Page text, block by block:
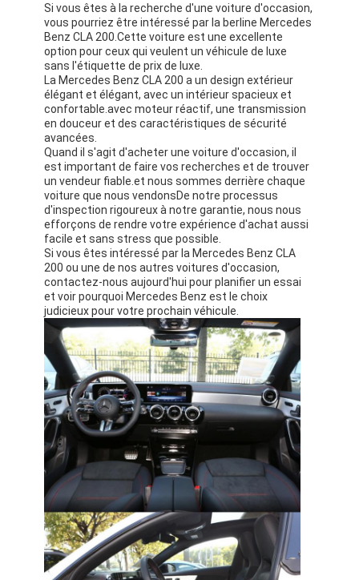
Voiture électrique Mercedes Benz
Si vous êtes à la recherche d'une voiture d'occasion,
vous pourriez être intéressé par la berline Mercedes
Benz CLA 200.Cette voiture est une excellente
option pour ceux qui veulent un véhicule de luxe
sans l'étiquette de prix de luxe.
La Mercedes Benz CLA 200 a un design extérieur
élégant et élégant, avec un intérieur spacieux et
confortable.avec moteur réactif, une transmission
en douceur et des caractéristiques de sécurité
avancées.
Quand il s'agit d'acheter une voiture d'occasion, il
est important de faire vos recherches et de trouver
un vendeur fiable.et nous sommes derrière chaque
voiture que nous vendonsDe notre processus
d'inspection rigoureux à notre garantie, nous nous
efforçons de rendre votre expérience d'achat aussi
facile et sans stress que possible.
Si vous êtes intéressé par la Mercedes Benz CLA
200 ou une de nos autres voitures d'occasion,
contactez-nous aujourd'hui pour planifier un essai
et voir pourquoi Mercedes Benz est le choix
judicieux pour votre prochain véhicule.